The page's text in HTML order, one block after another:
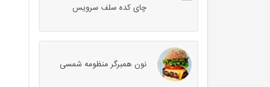
چای کده سلف سرویس
نون همبرگر منظومه شمسی